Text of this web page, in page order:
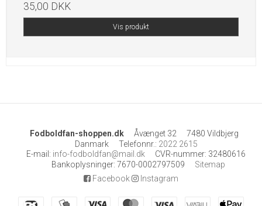
35,00 DKK
Vis produkt
Fodboldfan-shoppen.dk Åvænget 32
7480 Vildbjerg
Danmark
Telefonnr.: 2022 2615
E-mail : info-fodboldfan@mail.dk CVR-nummer: 32480616
Bankoplysninger: 7670-0002797509
Sitemap
Facebook
Instagram